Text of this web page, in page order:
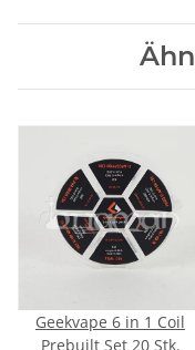
Geekvape 6 in 1 Coil
Prebuilt Set 20 Stk.